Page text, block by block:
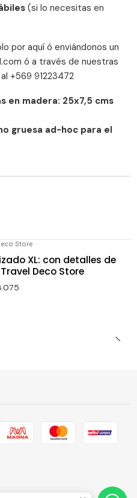
(si lo necesitas en
por aquí ó enviándonos un
ó a través de nuestras
+569 91223472
en madera: 25x7,5 cms
gruesa ad-hoc para el
Store
XL: con detalles de
Deco Store